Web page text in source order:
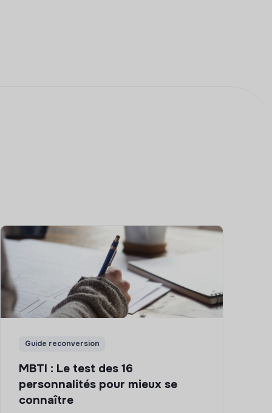
Guide reconversion
MBTI : Le test des 16
personnalités pour mieux se
connaître